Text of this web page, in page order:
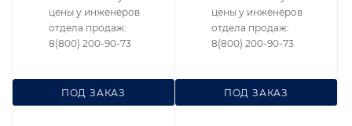
ПОД ЗАКАЗ
цены у инженеров
отдела продаж:
8(800) 200-90-73
ПОД ЗАКАЗ
цены у инженеров
отдела продаж:
8(800) 200-90-73